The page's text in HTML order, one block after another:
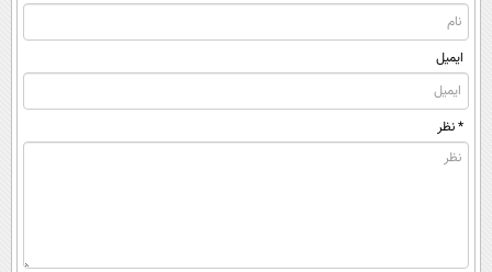
ایمیل
* نظر